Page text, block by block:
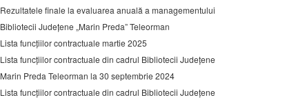
Rezultatele finale la evaluarea anuală a managementului
Bibliotecii Județene „Marin Preda” Teleorman
Lista funcțiilor contractuale martie 2025
Lista funcțiilor contractuale din cadrul Bibliotecii Județene
Marin Preda Teleorman la 30 septembrie 2024
Lista funcțiilor contractuale din cadrul Bibliotecii Județene